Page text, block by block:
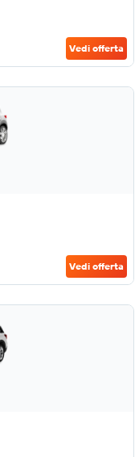
Vedi offerta
Vedi offerta